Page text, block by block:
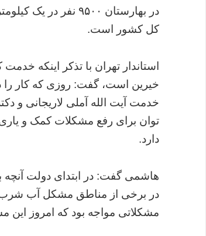
کل کشور است.
استاندار تهران با تذکر اینکه
خیرین است، گفت: روزی که کار را
خدمت آیت الله آملی لاریجانی و
توان برای رفع مشکلات کمک و
دارد.
هاشمی گفت: در ابتدای دولت آنچه
در برخی از مناطق مشکل آب شرب
مشکلاتی مواجه بود که امروز